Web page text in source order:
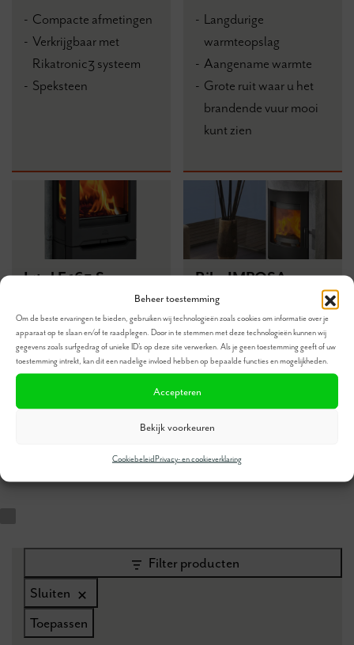
Beheer toestemming
Om de beste ervaringen te bieden, gebruiken wij technologieën zoals cookies om informatie over je
apparaat op te slaan en/of te raadplegen. Door in te stemmen met deze technologieën kunnen wij
gegevens zoals surfgedrag of unieke ID's op deze site verwerken. Als je geen toestemming geeft of uw
toestemming intrekt, kan dit een nadelige invloed hebben op bepaalde functies en mogelijkheden.
Accepteren
Bekijk voorkeuren
CookiebeleidPrivacy- en cookieverklaring
Filter producten
Sluiten
Toepassen
Compacte afmetingen
Verkrijgbaar met
Rikatronic3 systeem
Speksteen
Langdurige
warmteopslag
Aangename warmte
Grote ruit waar u het
brandende vuur mooi
kunt zien
Jøtul F 165 S
Speksteen houdt de
warmte langer vast
Gemakkelijk in gebruik
Praktische asplaats
Rika IMPOSA
Ideaal voor grote
houtblokken
Verkrijgbaar in
speksteen en